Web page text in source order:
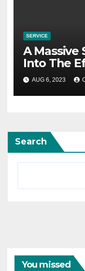
SERVICE
A Massive
Into The
Training
AUG 6, 2023
Search
You missed